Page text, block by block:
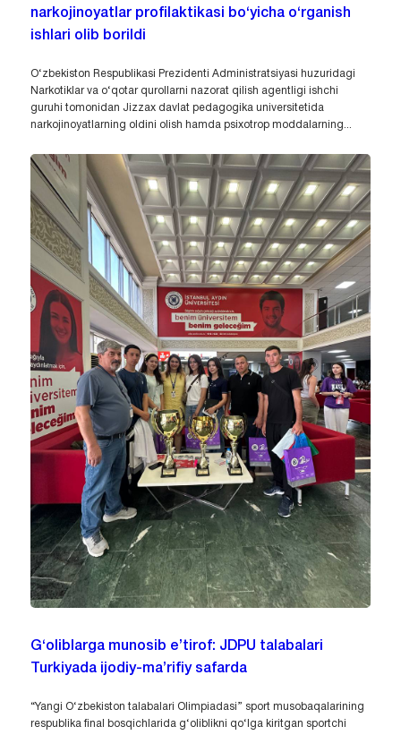
narkojinoyatlar profilaktikasi bo‘yicha o‘rganish
ishlari olib borildi
O‘zbekiston Respublikasi Prezidenti Administratsiyasi huzuridagi
Narkotiklar va o‘qotar qurollarni nazorat qilish agentligi ishchi
guruhi tomonidan Jizzax davlat pedagogika universitetida
narkojinoyatlarning oldini olish hamda psixotrop moddalarning...
G‘oliblarga munosib e’tirof: JDPU talabalari
Turkiyada ijodiy-ma’rifiy safarda
“Yangi O‘zbekiston talabalari Olimpiadasi” sport musobaqalarining
respublika final bosqichlarida g‘oliblikni qo‘lga kiritgan sportchi